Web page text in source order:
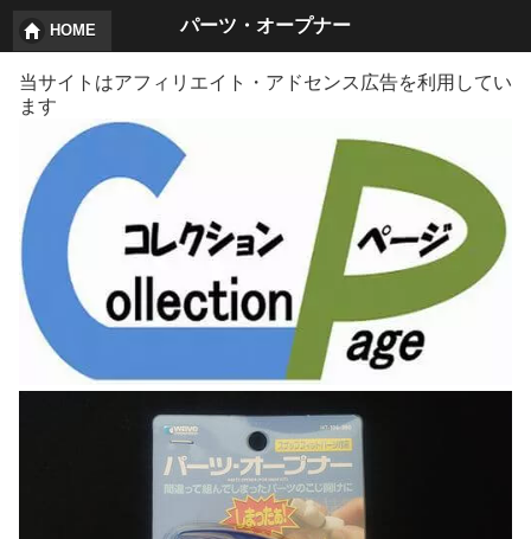
パーツ・オープナー
HOME
当サイトはアフィリエイト・アドセンス広告を利用してい
ます